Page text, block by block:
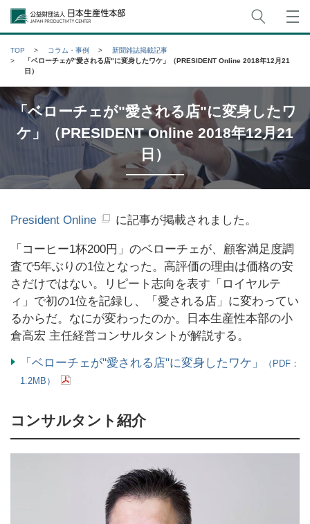
公益財団法人日本生産性本部
TOP コラム・事例
新聞雑誌掲載記事
「ベローチェが"愛される店"に変身したワケ」（PRESIDENT Online 2018年12月21
日）
「ベローチェが"愛される店"に変身したワ
ケ」（PRESIDENT Online 2018年12月21
日）
President Online に記事が掲載されました。
「コーヒー1杯200円」のベローチェが、顧客満足度調
査で5年ぶりの1位となった。高評価の理由は価格の安
さだけではない。リピート志向を表す「ロイヤルテ
ィ」で初の1位を記録し、「愛される店」に変わってい
るからだ。なにが変わったのか。日本生産性本部の小
倉高宏 主任経営コンサルタントが解説する。
「ベローチェが"愛される店"に変身したワケ」
（PDF：
1.2MB）
コンサルタント紹介